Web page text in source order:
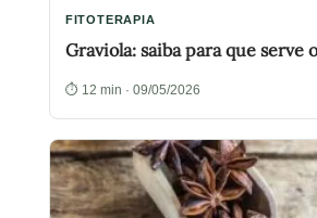
FITOTERAPIA
Graviola: saiba para que serve
⏱ 12 min · 09/05/2026